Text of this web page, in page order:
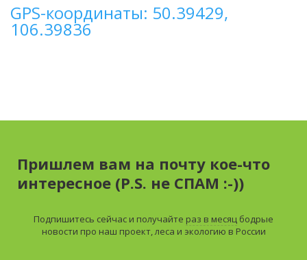
GPS-координаты: 50.39429,
106.39836
Пришлем вам на почту кое-что
интересное (P.S. не СПАМ :-))
Подпишитесь сейчас и получайте раз в месяц бодрые
новости про наш проект, леса и экологию в России